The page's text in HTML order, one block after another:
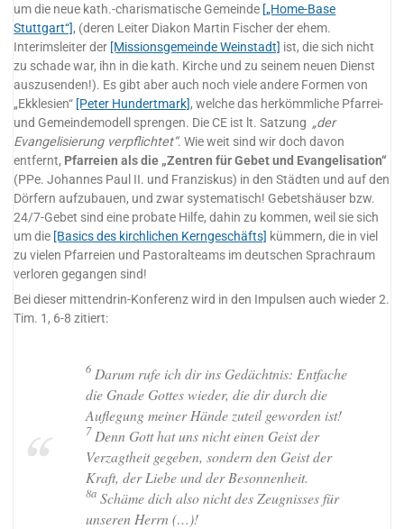
um die neue kath.-charismatische Gemeinde [„Home-Base
Stuttgart“], (deren Leiter Diakon Martin Fischer der ehem.
Interimsleiter der [Missionsgemeinde Weinstadt] ist, die sich nicht
zu schade war, ihn in die kath. Kirche und zu seinem neuen Dienst
auszusenden!). Es gibt aber auch noch viele andere Formen von
„Ekklesien“ [Peter Hundertmark], welche das herkömmliche Pfarrei-
und Gemeindemodell sprengen. Die CE ist lt. Satzung „der
Evangelisierung verpflichtet“. Wie weit sind wir doch davon
entfernt, Pfarreien als die „Zentren für Gebet und Evangelisation“
(PPe. Johannes Paul II. und Franziskus) in den Städten und auf den
Dörfern aufzubauen, und zwar systematisch! Gebetshäuser bzw.
24/7-Gebet sind eine probate Hilfe, dahin zu kommen, weil sie sich
um die [Basics des kirchlichen Kerngeschäfts] kümmern, die in viel
zu vielen Pfarreien und Pastoralteams im deutschen Sprachraum
verloren gegangen sind!
Bei dieser mittendrin-Konferenz wird in den Impulsen auch wieder 2.
Tim. 1, 6-8 zitiert:
6Darum rufe ich dir ins Gedächtnis: Entfache
die Gnade Gottes wieder, die dir durch die
Auflegung meiner Hände zuteil geworden ist!
7Denn Gott hat uns nicht einen Geist der
Verzagtheit gegeben, sondern den Geist der
Kraft, der Liebe und der Besonnenheit.
8aSchäme dich also nicht des Zeugnisses für
unseren Herrn (…)!